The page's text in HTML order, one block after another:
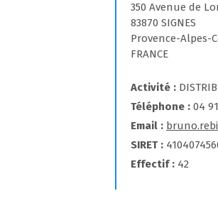
350 Avenue de
83870 SIGNES
Provence-Alpes-
FRANCE
Activité
Téléphone
04
Email
SIRET
Effectif
42